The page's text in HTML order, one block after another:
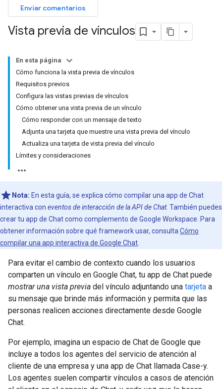
Enviar comentarios
Vista previa de vínculos
En esta página
Cómo funciona la vista previa de vínculos
Requisitos previos
Configura las vistas previas de vínculos
Cómo obtener una vista previa de un vínculo
Cómo responder con un mensaje de texto
Adjunta una tarjeta que muestre una vista previa del vínculo
Actualiza una tarjeta de vista previa del vínculo
Límites y consideraciones
Nota: En esta guía, se explica cómo compilar una app de Chat
interactiva con eventos de interacción de la API de Chat. También puedes
crear tu app de Chat como complemento de Google Workspace. Para
obtener información sobre qué framework usar, consulta Cómo
compilar una app interactiva de Google Chat
Para evitar el cambio de contexto cuando los usuarios
comparten un vínculo en Google Chat, tu app de Chat puede
mostrar una vista previa del vínculo adjuntando una tarjeta a
su mensaje que brinde más información y permita que las
personas realicen acciones directamente desde Google
Chat.
Por ejemplo, imagina un espacio de Chat de Google que
incluye a todos los agentes del servicio de atención al
cliente de una empresa y una app de Chat llamada Case-y.
Los agentes suelen compartir vínculos a casos de atención